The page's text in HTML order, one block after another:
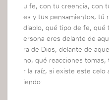
u fe, con tu creencia, con
es y tus pensamientos, tú
diablo, qué tipo de fe, qué
ersona eres delante de
ra de Dios, delante de
no, qué reacciones
r la raíz, si existe este celo
iendo: